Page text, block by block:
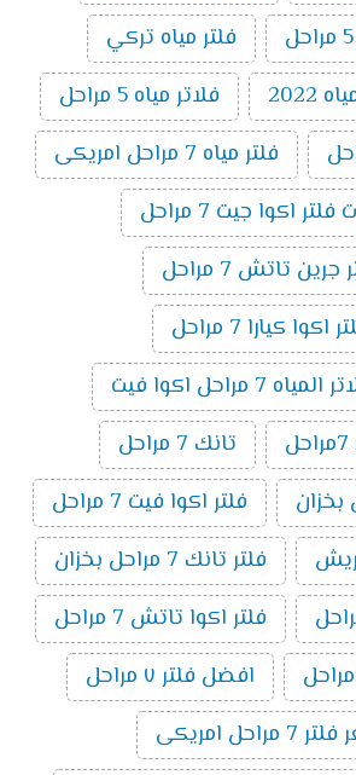
فلتر مياه تركي
فلاتر مياه 5 مراحل
فلتر مياه 7 مراحل امريكى
اكوا جيت 7 مراحل
جرين تاتش 7 مراحل
اكوا كيارا 7 مراحل
7 مراحل اكوا فيت
تانك 7 مراحل
بخزان
فلتر اكوا فيت 7 مراحل
فلتر تانك 7 مراحل بخزان
فلتر اكوا تاتش 7 مراحل
افضل فلتر ٧ مراحل
مراحل امريكى